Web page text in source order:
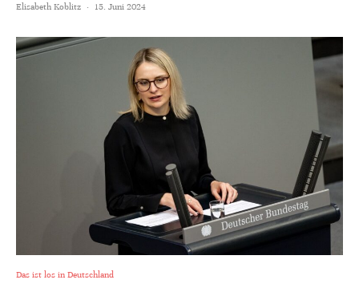
Elisabeth Koblitz · 15. Juni 2024
Das ist los in Deutschland